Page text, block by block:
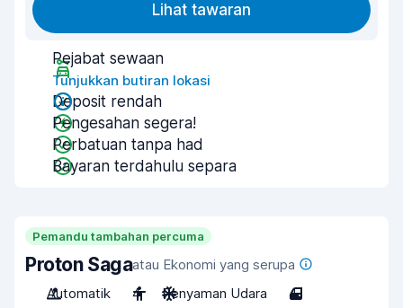
Lihat tawaran
Pejabat sewaan
Tunjukkan butiran lokasi
Deposit rendah
Pengesahan segera!
Perbatuan tanpa had
Bayaran terdahulu separa
Pemandu tambahan percuma
Proton Sagaatau Ekonomi yang serupa
Automatik
4 Penyaman Udara 4